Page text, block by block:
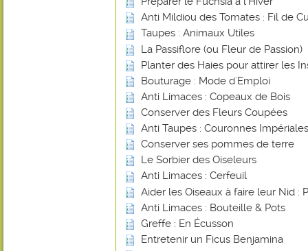
Anti Mildiou des Tomates : Fil de
Taupes : Animaux Utiles
La Passiflore (ou Fleur de Passion)
Planter des Haies pour attirer les
Bouturage : Mode d'Emploi
Anti Limaces : Copeaux de Bois
Conserver des Fleurs Coupées
Anti Taupes : Couronnes Impériales
Conserver ses pommes de terre
Le Sorbier des Oiseleurs
Anti Limaces : Cerfeuil
Aider les Oiseaux à faire leur Nid :
Anti Limaces : Bouteille & Pots
Greffe : En Écusson
Entretenir un Ficus Benjamina